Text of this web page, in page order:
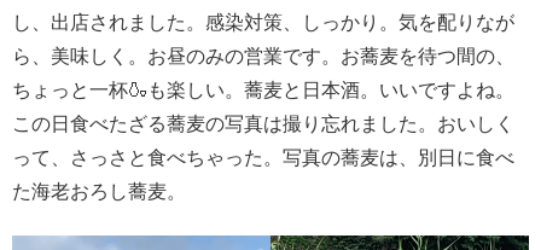
し、出店されました。感染対策、しっかり。気を配りなが
ら、美味しく。お昼のみの営業です。お蕎麦を待つ間の、
ちょっと一杯🍶も楽しい。蕎麦と日本酒。いいですよね。
この日食べたざる蕎麦の写真は撮り忘れました。おいしく
って、さっさと食べちゃった。写真の蕎麦は、別日に食べ
た海老おろし蕎麦。